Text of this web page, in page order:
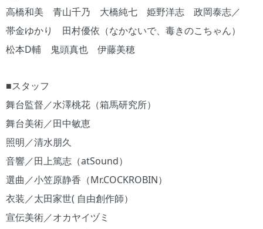
高橋和美 青山千乃 大橋純七 姫野洋志 政岡泰志／
帯金ゆかり 田村優依（なかないで、毒きのこちゃん）
松本D輔 鬼頭真也 伊藤美穂
■スタッフ
舞台監督／水澤桃花（箱馬研究所）
舞台美術／田中敏恵
照明／清水朋久
音響／田上篤志（atSound）
選曲／小笠原静香（Mr.COCKROBIN）
衣装／太田家世( 自由創作師）
宣伝美術／オカヤイヅミ